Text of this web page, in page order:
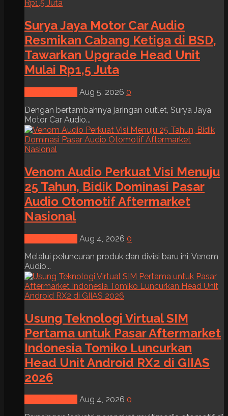
Surya Jaya Motor Car Audio
Resmikan Cabang Ketiga di BSD,
Tawarkan Upgrade Head Unit
Mulai Rp1,5 Juta
Aug 5, 2026 0
Dengan bertambahnya jaringan outlet, Surya Jaya
Motor Car Audio...
Venom Audio Perkuat Visi Menuju
25 Tahun, Bidik Dominasi Pasar
Audio Otomotif Aftermarket
Nasional
Aug 4, 2026 0
Melalui peluncuran produk dan divisi baru ini, Venom
Audio...
Usung Teknologi Virtual SIM
Pertama untuk Pasar Aftermarket
Indonesia Tomiko Luncurkan
Head Unit Android RX2 di GIIAS
2026
Aug 4, 2026 0